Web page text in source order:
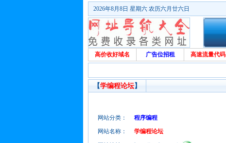
2026年8月8日 星期六 农历六月廿六日
高价收好域名 广告位招租 高速流量代码
【学编程论坛】
网站分类： 程序编程
网站名称： 学编程论坛